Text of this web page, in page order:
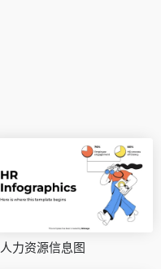
人力资源信息图